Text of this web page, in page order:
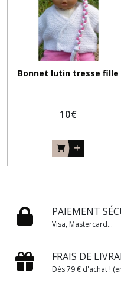
Bonnet lutin tresse fille
10€
PAIEMENT
Visa, Mastercard...
FRAIS DE
Dès 79 € d'achat !